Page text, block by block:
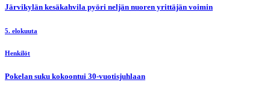
Järvikylän kesäkahvila pyöri neljän nuoren yrittäjän voimin
5. elokuuta
Henkilöt
Pokelan suku kokoontui 30-vuotisjuhlaan